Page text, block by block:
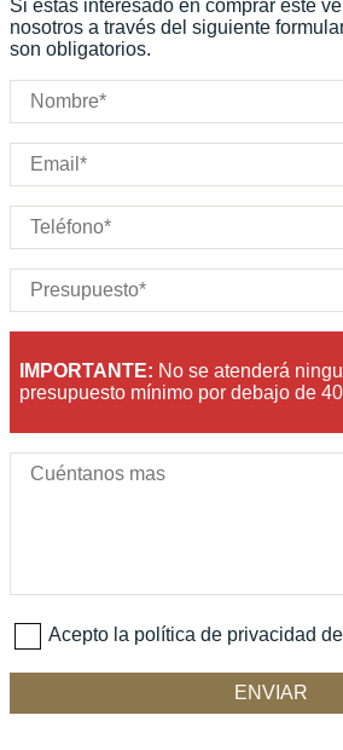
Puertas:
Plazas:
Si estás interesado en comprar este
nosotros a través del siguiente
son obligatorios.
IMPORTANTE: No se atenderá
presupuesto mínimo por debajo de
Acepto la política de privacidad